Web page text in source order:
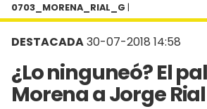
DESTACADA30-07-2018 14:58
¿Lo ninguneó? El
Morena a Jorge Rial
0703_MORENA_RIAL_G |